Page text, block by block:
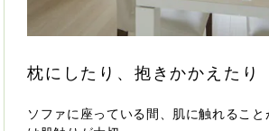
枕にしたり、抱きかかえたり
ソファに座っている間、肌に触れるこ